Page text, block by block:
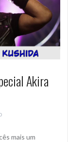
Akira
mais um